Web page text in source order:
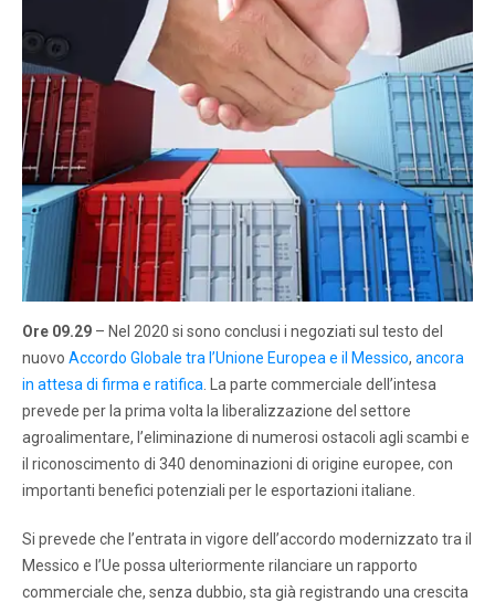
Ore 09.29 – Nel 2020 si sono conclusi i negoziati sul testo del
nuovo Accordo Globale tra l’Unione Europea e il Messico, ancora
in attesa di firma e ratifica . La parte commerciale dell’intesa
prevede per la prima volta la liberalizzazione del settore
agroalimentare, l’eliminazione di numerosi ostacoli agli scambi e
il riconoscimento di 340 denominazioni di origine europee, con
importanti benefici potenziali per le esportazioni italiane.
Si prevede che l’entrata in vigore dell’accordo modernizzato tra il
Messico e l’Ue possa ulteriormente rilanciare un rapporto
commerciale che, senza dubbio, sta già registrando una crescita